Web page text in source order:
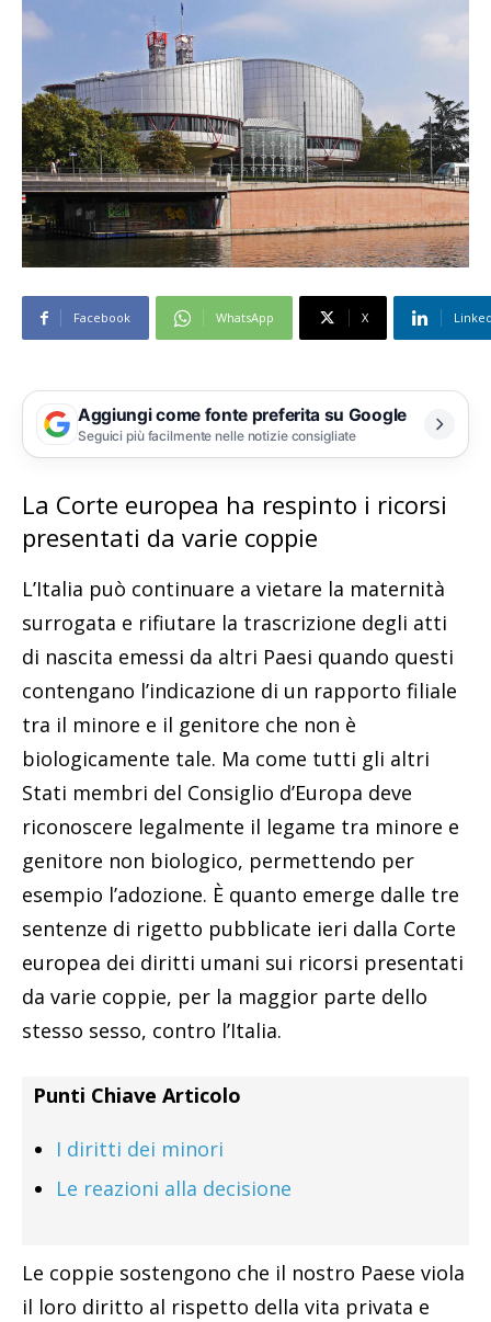
Facebook WhatsApp X
Aggiungi come fonte preferita su Google
Seguici più facilmente nelle notizie consigliate
La Corte europea ha respinto i ricorsi
presentati da varie coppie
L’Italia può continuare a vietare la maternità
surrogata e rifiutare la trascrizione degli atti
di nascita emessi da altri Paesi quando questi
contengano l’indicazione di un rapporto filiale
tra il minore e il genitore che non è
biologicamente tale. Ma come tutti gli altri
Stati membri del Consiglio d’Europa deve
riconoscere legalmente il legame tra minore e
genitore non biologico, permettendo per
esempio l’adozione. È quanto emerge dalle tre
sentenze di rigetto pubblicate ieri dalla Corte
europea dei diritti umani sui ricorsi presentati
da varie coppie, per la maggior parte dello
stesso sesso, contro l’Italia.
Punti Chiave Articolo
I diritti dei minori
Le reazioni alla decisione
Le coppie sostengono che il nostro Paese viola
il loro diritto al rispetto della vita privata e